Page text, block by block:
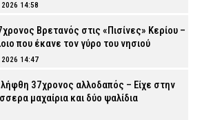
14:58
Βρετανός στις «Πισίνες» Κερίου –
που έκανε τον γύρο του νησιού
14:47
37χρονος αλλοδαπός – Είχε στην
μαχαίρια και δύο ψαλίδια